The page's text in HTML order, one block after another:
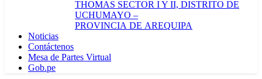
THOMAS SECTOR I Y II, DISTRITO DE
UCHUMAYO –
PROVINCIA DE AREQUIPA
Noticias
Contáctenos
Mesa de Partes Virtual
Gob.pe